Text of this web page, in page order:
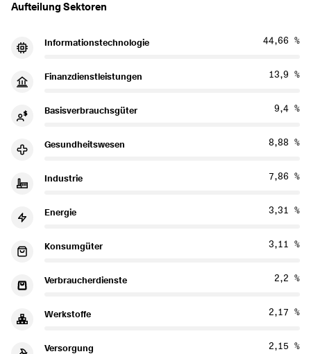
Aufteilung Sektoren
Informationstechnologie 44,66 %
Finanzdienstleistungen 13,9 %
Basisverbrauchsgüter 9,4 %
Gesundheitswesen 8,88 %
Industrie 7,86 %
Energie 3,31 %
Konsumgüter 3,11 %
Verbraucherdienste 2,2 %
Werkstoffe 2,17 %
Versorgung 2,15 %